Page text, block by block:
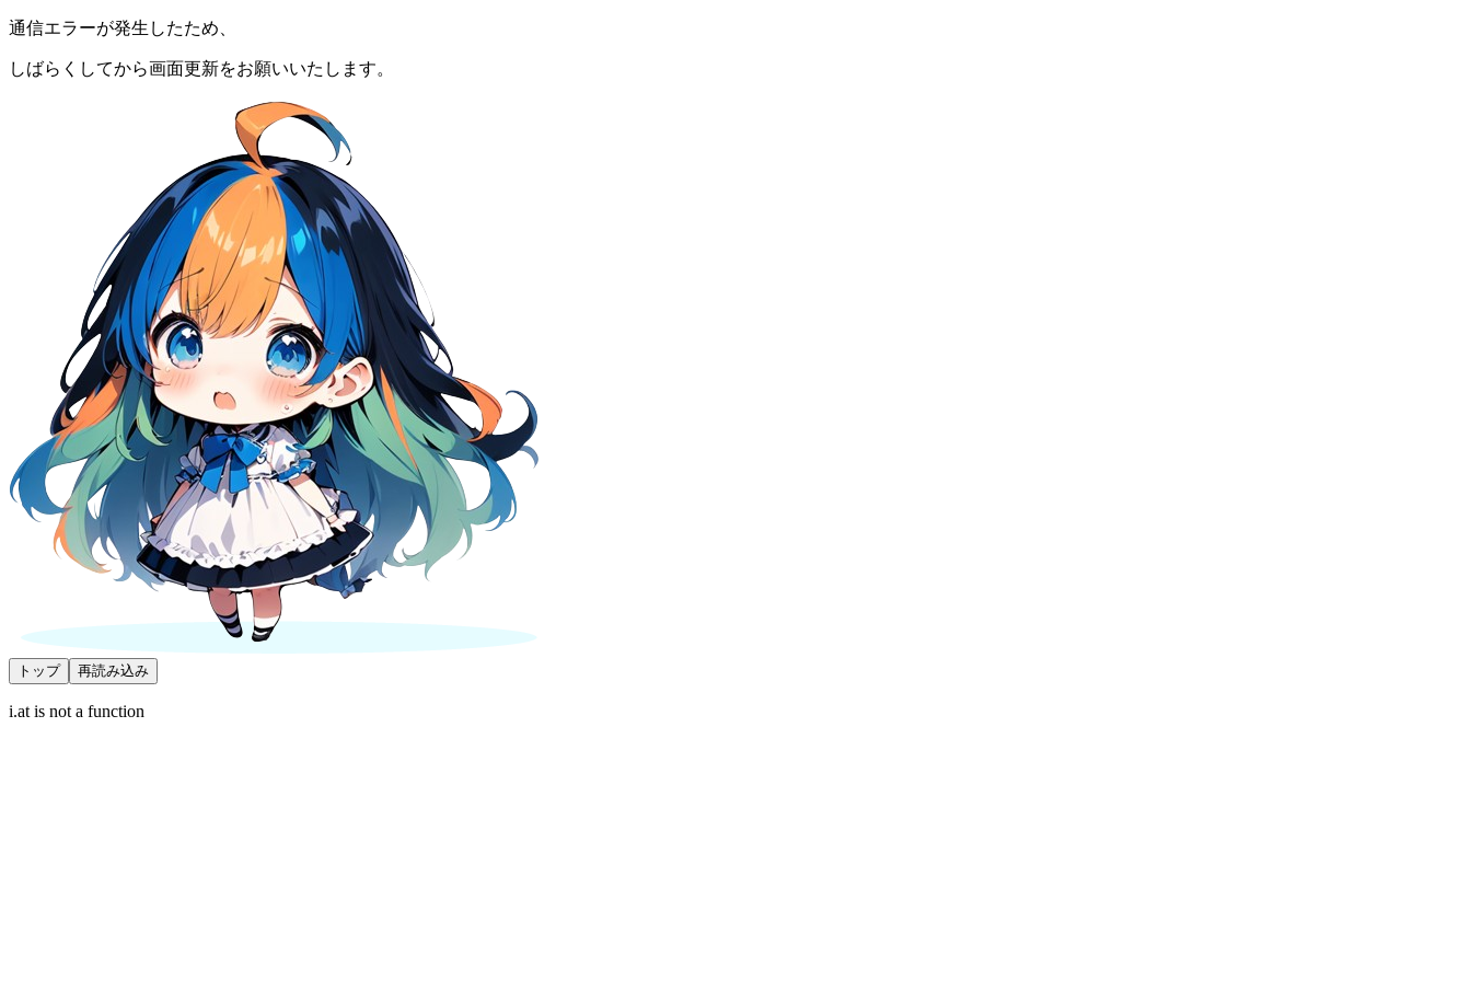
通信エラーが発生したため、
しばらくしてから画面更新をお願いいたします。
トップ 再読み込み
i.at is not a function